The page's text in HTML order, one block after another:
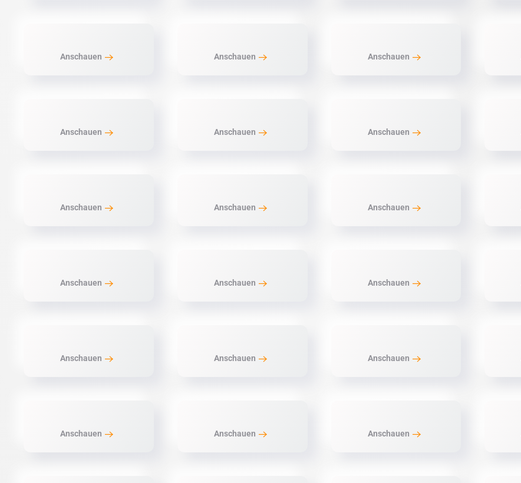
Anschauen Anschauen Anschauen
Anschauen Anschauen Anschauen
Anschauen Anschauen Anschauen
Anschauen Anschauen Anschauen
Anschauen Anschauen Anschauen
Anschauen Anschauen Anschauen